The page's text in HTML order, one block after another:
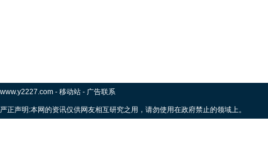
www.y2227.com - 移动站 - 广告联系
严正声明:本网的资讯仅供网友相互研究之用，请勿使用在政府禁止的领域上。